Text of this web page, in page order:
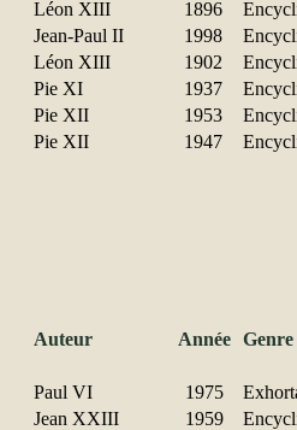
Léon XIII 1896
Jean-Paul II 1998
Léon XIII 1902
Pie XI 1937
Pie XII 1953
Pie XII 1947
Auteur Année Genre
Paul VI 1975
Jean XXIII 1959